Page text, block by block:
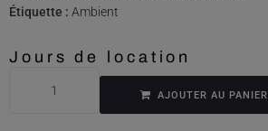
Étiquette : Ambient
Jours de location
AJOUTER AU PANIER